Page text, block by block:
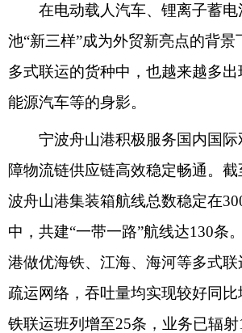
在电动载人汽车、锂离子蓄电
池“新三样”成为外贸新亮点的背景
多式联运的货种中，也越来越多
能源汽车等的身影。
宁波舟山港积极服务国内国际
障物流链供应链高效稳定畅通。
波舟山港集装箱航线总数稳定在
中，共建“一带一路”航线达130条
港做优海铁、江海、海河等多式
疏运网络，吞吐量均实现较好同
铁联运班列增至25条，业务已辐